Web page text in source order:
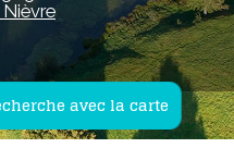
avec la carte